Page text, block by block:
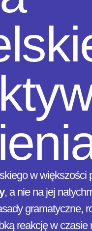
w większości
, a nie na jej
gramatyczne,
reakcję w